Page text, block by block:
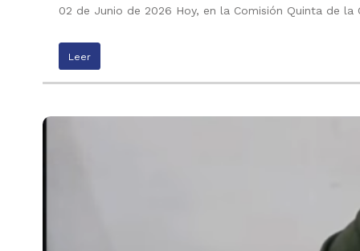
02 de Junio de 2026 Hoy, en la Comisión Quinta de
Leer